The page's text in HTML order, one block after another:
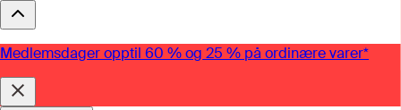
Medlemsdager opptil 60 % og 25 % på ordinære varer*